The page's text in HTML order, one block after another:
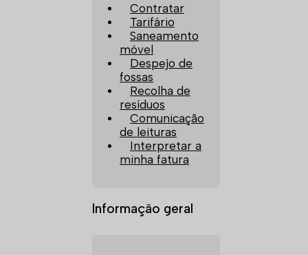
Contratar
Tarifário
Saneamento
móvel
Despejo de
fossas
Recolha de
resíduos
Comunicação
de leituras
Interpretar a
minha fatura
Informação geral